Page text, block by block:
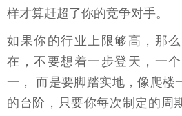
样才算赶超了你的竞争对手。
如果你的行业上限够高，那
在，不要想着一步登天，一
一， 而是要脚踏实地，像爬楼
的台阶，只要你每次制定的周